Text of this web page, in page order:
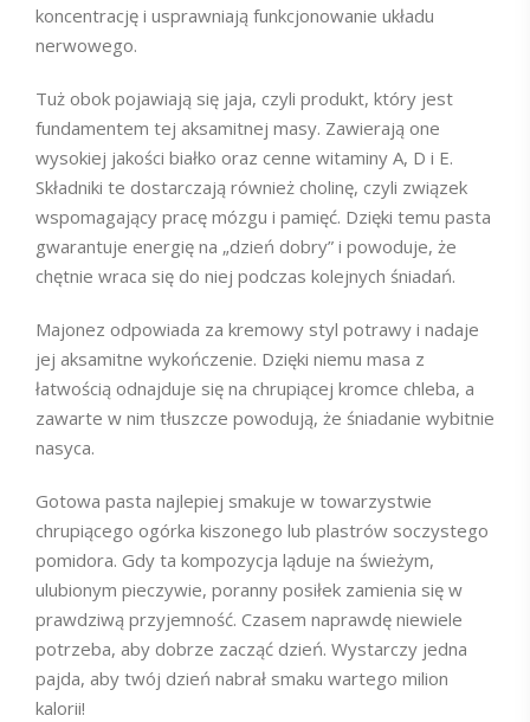
koncentrację i usprawniają funkcjonowanie układu
nerwowego.
Tuż obok pojawiają się jaja, czyli produkt, który jest
fundamentem tej aksamitnej masy. Zawierają one
wysokiej jakości białko oraz cenne witaminy A, D i E.
Składniki te dostarczają również cholinę, czyli związek
wspomagający pracę mózgu i pamięć. Dzięki temu pasta
gwarantuje energię na „dzień dobry” i powoduje, że
chętnie wraca się do niej podczas kolejnych śniadań.
Majonez odpowiada za kremowy styl potrawy i nadaje
jej aksamitne wykończenie. Dzięki niemu masa z
łatwością odnajduje się na chrupiącej kromce chleba, a
zawarte w nim tłuszcze powodują, że śniadanie wybitnie
nasyca.
Gotowa pasta najlepiej smakuje w towarzystwie
chrupiącego ogórka kiszonego lub plastrów soczystego
pomidora. Gdy ta kompozycja ląduje na świeżym,
ulubionym pieczywie, poranny posiłek zamienia się w
prawdziwą przyjemność. Czasem naprawdę niewiele
potrzeba, aby dobrze zacząć dzień. Wystarczy jedna
pajda, aby twój dzień nabrał smaku wartego milion
kalorii!